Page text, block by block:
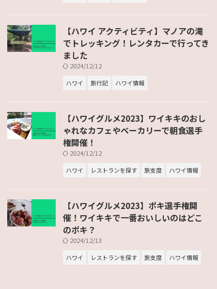
【ハワイ アクティビティ】マノアの滝
でトレッキング！レンタカーで行ってき
ました
2024/12/12
ハワイ 旅行記 ハワイ情報
【ハワイグルメ2023】ワイキキのおし
ゃれなカフェやベーカリーで朝食選手
権開催！
2024/12/12
ハワイ レストランを探す 旅支度 ハワイ情報
【ハワイグルメ2023】ポキ選手権開
催！ワイキキで一番おいしいのはどこ
のポキ？
2024/12/13
ハワイ レストランを探す 旅支度 ハワイ情報